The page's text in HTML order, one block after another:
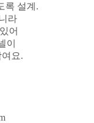
록 설계.
라
어
이
요.